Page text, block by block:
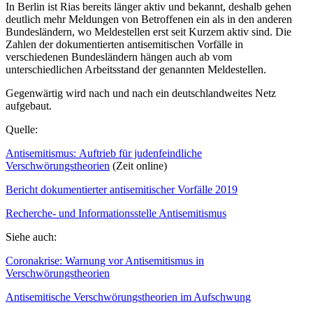
In Berlin ist Rias bereits länger aktiv und bekannt, deshalb gehen
deutlich mehr Meldungen von Betroffenen ein als in den anderen
Bundesländern, wo Meldestellen erst seit Kurzem aktiv sind. Die
Zahlen der dokumentierten antisemitischen Vorfälle in
verschiedenen Bundesländern hängen auch ab vom
unterschiedlichen Arbeitsstand der genannten Meldestellen.
Gegenwärtig wird nach und nach ein deutschlandweites Netz
aufgebaut.
Quelle:
Antisemitismus: Auftrieb für judenfeindliche
Verschwörungstheorien (Zeit online)
Bericht dokumentierter antisemitischer Vorfälle 2019
Recherche- und Informationsstelle Antisemitismus
Siehe auch:
Coronakrise: Warnung vor Antisemitismus in
Verschwörungstheorien
Antisemitische Verschwörungstheorien im Aufschwung